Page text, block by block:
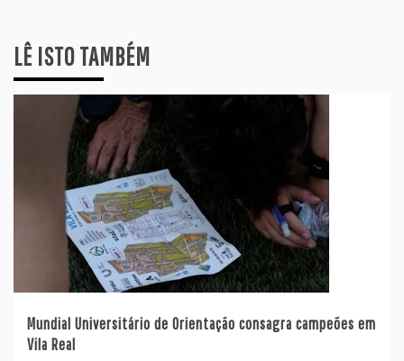
LÊ ISTO TAMBÉM
Mundial Universitário de Orientação consagra campeões em
Vila Real